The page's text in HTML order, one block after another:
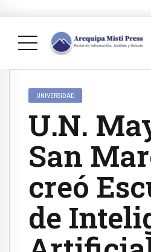
UNIVERSIDAD
U.N.
San
creó
de